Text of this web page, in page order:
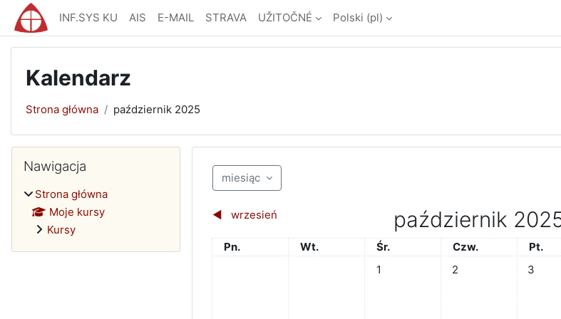
Przejdź do głównej zawartości
INF.SYS KU AIS E-MAIL STRAVA UŽITOČNÉ Polski ‎(pl)‎
Kalendarz
Strona główna październik 2025
miesiąc
◀︎ wrzesień październik
Poniedziałek
Pn. Wtorek
Wt. Środa
Śr. Czwartek
Czw. Piątek
Pt.
Brak wydarzeń, środa, 1 października
1 Brak wydarzeń,
2 Brak
3
Bloki
Nawigacja
Strona główna
Moje kursy
Kursy